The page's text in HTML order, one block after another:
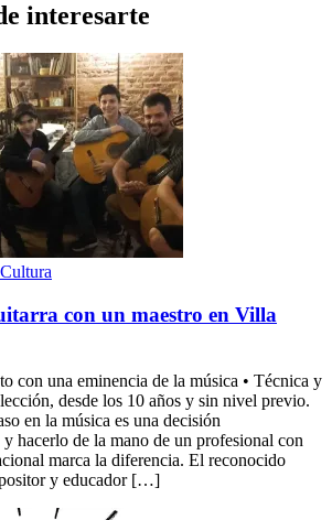
interesarte
con un maestro en Villa
con una eminencia de la música • Técnica y
desde los 10 años y sin nivel previo.
en la música es una decisión
hacerlo de la mano de un profesional con
marca la diferencia. El reconocido
y educador […]